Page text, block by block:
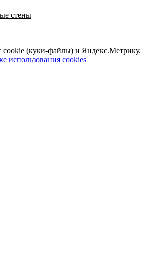
стены
cookie (куки-файлы) и Яндекс.Метрику.
использования cookies